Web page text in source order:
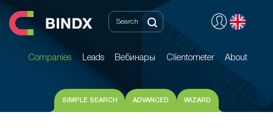
Companies Leads Вебинары Clientometer About
Companies Leads Вебинары Clientometer About
SIMPLE SEARCH ADVANCED WIZARD